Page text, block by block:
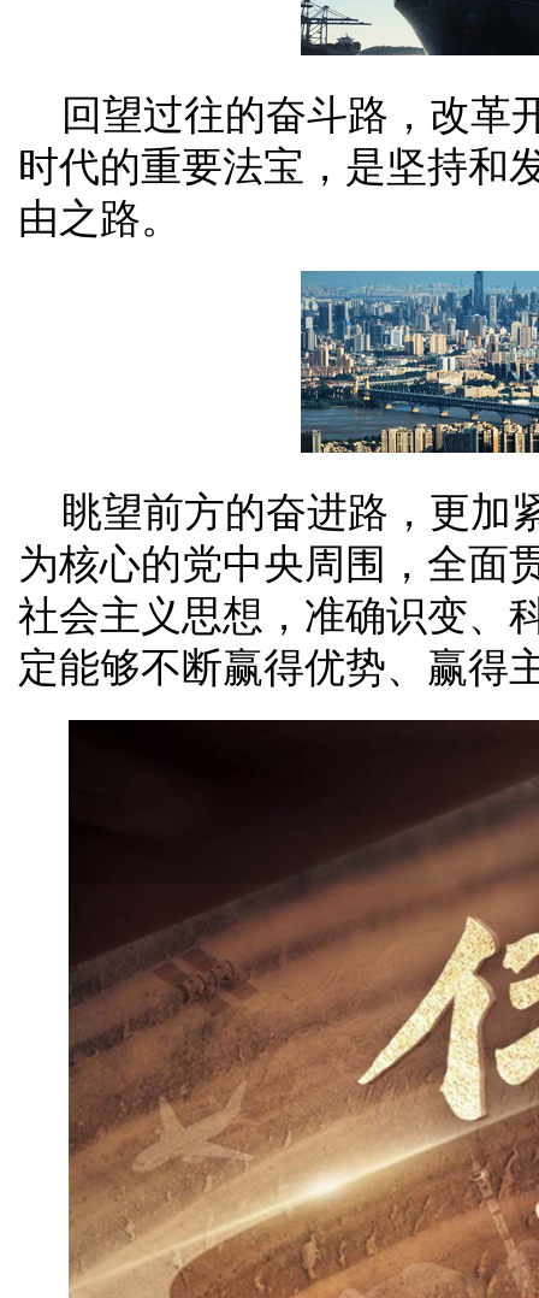
回望过往的奋斗路，改革
时代的重要法宝，是坚持和
由之路。
眺望前方的奋进路，更加
为核心的党中央周围，全面
社会主义思想，准确识变、
定能够不断赢得优势、赢得